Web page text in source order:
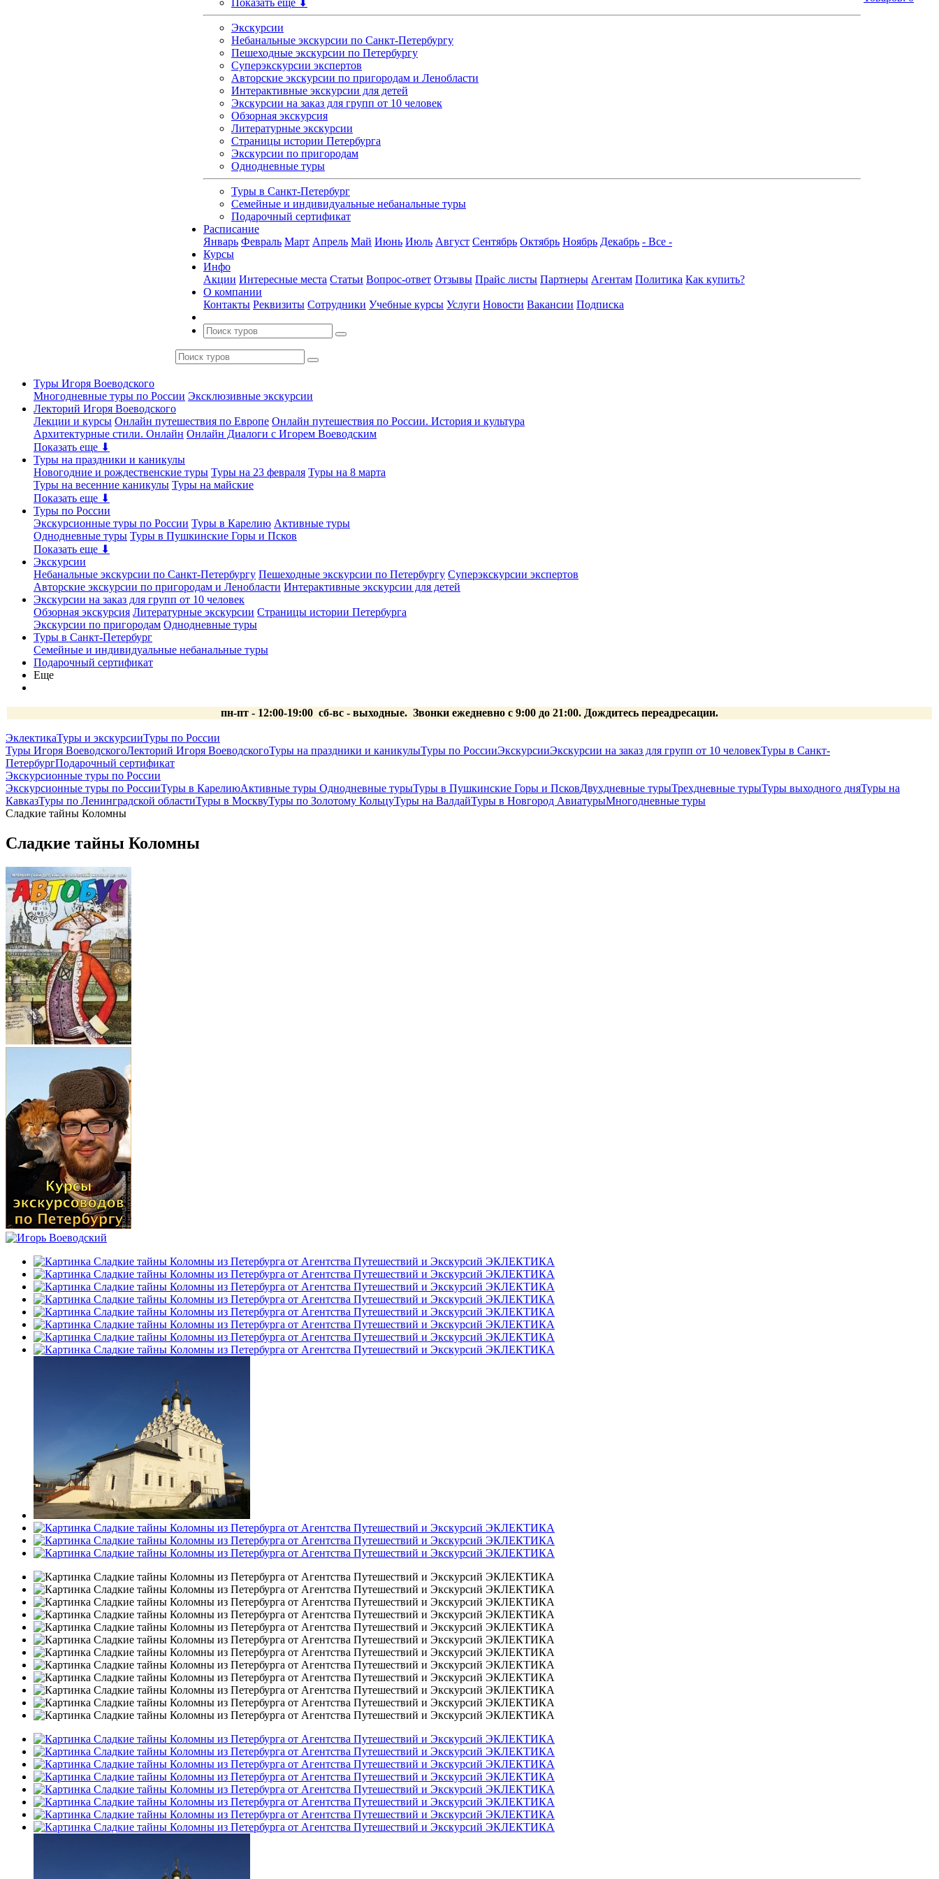
Показать еще ⬇
Экскурсии
Небанальные экскурсии по Санкт-Петербургу
Пешеходные экскурсии по Петербургу
Суперэкскурсии экспертов
Авторские экскурсии по пригородам и Ленобласти
Интерактивные экскурсии для детей
Экскурсии на заказ для групп от 10 человек
Обзорная экскурсия
Литературные экскурсии
Страницы истории Петербурга
Экскурсии по пригородам
Однодневные туры
Туры в Санкт-Петербург
Семейные и индивидуальные небанальные туры
Подарочный сертификат
Расписание
Январь Февраль Март Апрель Май Июнь Июль Август Сентябрь Октябрь Ноябрь Декабрь - Все -
Курсы
Инфо
Акции Интересные места Статьи Вопрос-ответ Отзывы Прайс листы Партнеры Агентам Политика Как купить?
О компании
Контакты Реквизиты Сотрудники Учебные курсы Услуги Новости Вакансии Подписка
Туры Игоря Воеводского
Многодневные туры по России Эксклюзивные экскурсии
Лекторий Игоря Воеводского
Лекции и курсы Онлайн путешествия по Европе Онлайн путешествия по России. История и культура
Архитектурные стили. Онлайн Онлайн Диалоги с Игорем Воеводским
Показать еще ⬇
Туры на праздники и каникулы
Новогодние и рождественские туры Туры на 23 февраля Туры на 8 марта
Туры на весенние каникулы Туры на майские
Показать еще ⬇
Туры по России
Экскурсионные туры по России Туры в Карелию Активные туры
Однодневные туры Туры в Пушкинские Горы и Псков
Показать еще ⬇
Экскурсии
Небанальные экскурсии по Санкт-Петербургу Пешеходные экскурсии по Петербургу Суперэкскурсии экспертов
Авторские экскурсии по пригородам и Ленобласти Интерактивные экскурсии для детей
Экскурсии на заказ для групп от 10 человек
Обзорная экскурсия Литературные экскурсии Страницы истории Петербурга
Экскурсии по пригородам Однодневные туры
Туры в Санкт-Петербург
Семейные и индивидуальные небанальные туры
Подарочный сертификат
Еще
пн-пт - 12:00-19:00 сб-вс - выходные. Звонки ежедневно с 9:00 до 21:00. Дождитесь переадресации.
ЭклектикаТуры и экскурсииТуры по России
Туры Игоря ВоеводскогоЛекторий Игоря ВоеводскогоТуры на праздники и каникулыТуры по РоссииЭкскурсииЭкскурсии на заказ для групп от 10 человекТуры в Санкт-
ПетербургПодарочный сертификат
Экскурсионные туры по России
Экскурсионные туры по РоссииТуры в КарелиюАктивные туры Однодневные турыТуры в Пушкинские Горы и ПсковДвухдневные турыТрехдневные турыТуры выходного дняТуры на
КавказТуры по Ленинградской областиТуры в МосквуТуры по Золотому КольцуТуры на ВалдайТуры в Новгород АвиатурыМногодневные туры
Сладкие тайны Коломны
Сладкие тайны Коломны